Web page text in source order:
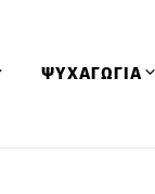
ΨΥΧΑΓΩΓΙΑ